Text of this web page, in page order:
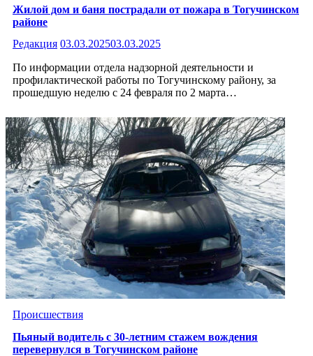
Жилой дом и баня пострадали от пожара в Тогучинском
районе
Редакция 03.03.202503.03.2025
По информации отдела надзорной деятельности и
профилактической работы по Тогучинскому району, за
прошедшую неделю с 24 февраля по 2 марта…
Происшествия
Пьяный водитель с 30-летним стажем вождения
перевернулся в Тогучинском районе